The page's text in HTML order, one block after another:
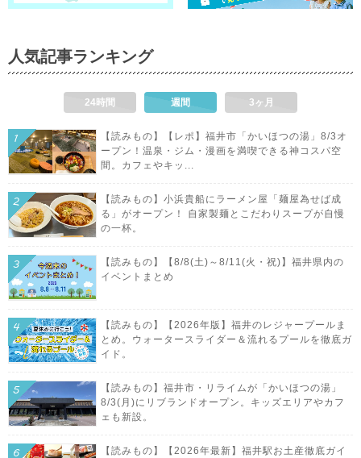
人気記事ランキング
24時間 週間 3ヶ月
【読みもの】【レポ】福井市「かいほつの湯」8/3オ
ープン！温泉・ジム・漫画を満喫できる神コスパ空
間。カフェやキッ...
【読みもの】小浜貴船にラーメン屋「麺屋為せば成
る」がオープン！ 自家製麺とこだわりスープが自慢
の一杯。
【読みもの】【8/8(土)～8/11(火・祝)】福井県内の
イベントまとめ
【読みもの】【2026年版】福井のレジャープールま
とめ。ウォータースライダー＆流れるプールを徹底ガ
イド。
【読みもの】福井市・リライムが「かいほつの湯」
8/3(月)にリブランドオープン。キッズエリアやカフ
ェも新設。
【読みもの】【2026年最新】福井駅お土産徹底ガイ